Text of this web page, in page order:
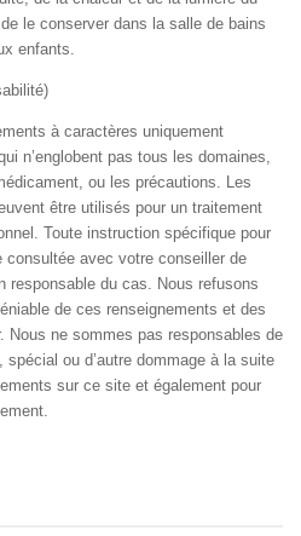
le conserver dans la salle de bains
enfants.
à caractères uniquement
n’englobent pas tous les domaines,
ou les précautions. Les
être utilisés pour un traitement
Toute instruction spécifique pour
avec votre conseiller de
responsable du cas. Nous refusons
de ces renseignements et des
Nous ne sommes pas responsables de
ou d’autre dommage à la suite
sur ce site et également pour